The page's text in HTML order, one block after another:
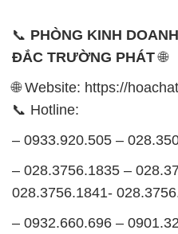
📞 PHÒNG KINH
ĐẮC TRƯỜNG PHÁT🌐
🌐 Website: https://
📞 Hotline:
– 0933.920.505 –
– 028.3756.1835 –
028.3756.1841-
– 0932.660.696 –